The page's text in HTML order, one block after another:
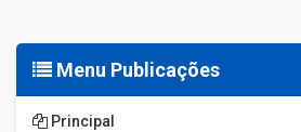
Menu Publicações
Principal